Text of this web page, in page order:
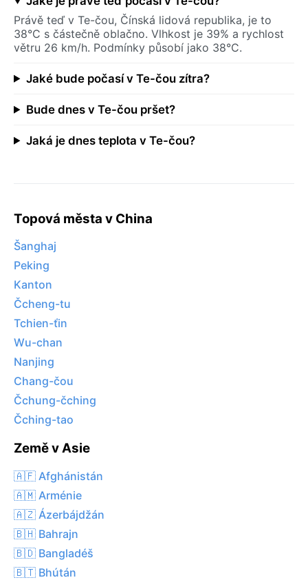
Právě teď v Te-čou, Čínská lidová republika, je to
38°C s částečně oblačno. Vlhkost je 39% a rychlost
větru 26 km/h. Podmínky působí jako 38°C.
Jaké bude počasí v Te-čou zítra?
Bude dnes v Te-čou pršet?
Jaká je dnes teplota v Te-čou?
Topová města v China
Šanghaj
Peking
Kanton
Čcheng-tu
Tchien-ťin
Wu-chan
Nanjing
Chang-čou
Čchung-čching
Čching-tao
Země v Asie
🇦🇫 Afghánistán
🇦🇲 Arménie
🇦🇿 Ázerbájdžán
🇧🇭 Bahrajn
🇧🇩 Bangladéš
🇧🇹 Bhútán